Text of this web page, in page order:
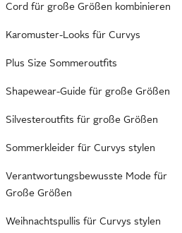
Cord für große Größen kombinieren
Karomuster-Looks für Curvys
Plus Size Sommeroutfits
Shapewear-Guide für große Größen
Silvesteroutfits für große Größen
Sommerkleider für Curvys stylen
Verantwortungsbewusste Mode für
Große Größen
Weihnachtspullis für Curvys stylen